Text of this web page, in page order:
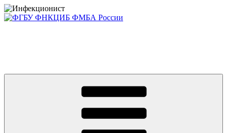
Перейти
к